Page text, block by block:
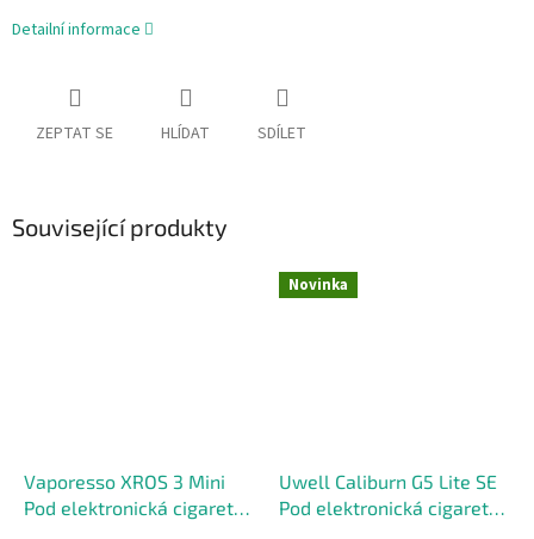
Detailní informace
ZEPTAT SE HLÍDAT SDÍLET
Související produkty
Vaporesso XROS 3 Mini
Pod elektronická cigareta
Novinka
Uwell Caliburn G5 Lite SE
Pod elektronická cigareta